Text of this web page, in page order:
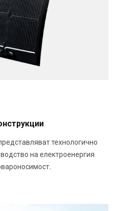
технологично
на електроенергия